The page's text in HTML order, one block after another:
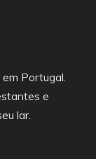
Portugal.
e
lar.